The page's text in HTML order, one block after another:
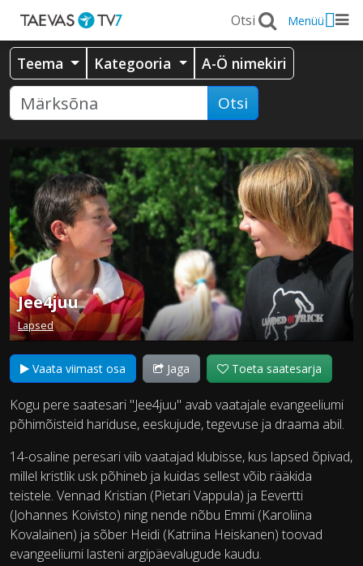
Menüü
Teema Kategooria A-Ö nimekiri
Otsi
Jee4juu
Lapsed
Vaata viimast osa Jaga Toeta saatesarja
Kogu pere saatesari "Jee4juu" avab vaatajale evangeeliumi
põhimõisteid hariduse, eeskujude, tegevuse ja draama abil.
14-osaline peresari viib vaatajad klubisse, kus lapsed õpivad,
millel kristlik usk põhineb ja kuidas sellest võib rääkida
teistele. Vennad Kristian (Pietari Vappula) ja Eevertti
(Johannes Koivisto) ning nende nõbu Emmi (Karoliina
Kovalainen) ja sõber Heidi (Katriina Heiskanen) toovad
evangeeliumi lasteni argipäevalugude kaudu.